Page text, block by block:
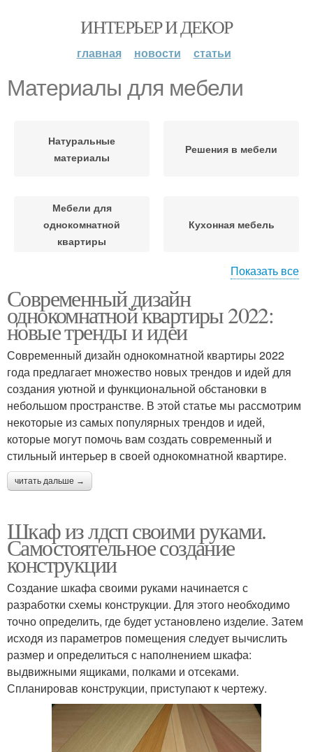
ИНТЕРЬЕР И ДЕКОР
главная новости статьи
Материалы для мебели
Натуральные
материалы
Решения в мебели
Мебели для
однокомнатной
квартиры
Кухонная мебель
Корпусная мебель
материалы
Показать все
Современный дизайн
однокомнатной квартиры 2022:
новые тренды и идеи
Современный дизайн однокомнатной квартиры 2022
года предлагает множество новых трендов и идей для
создания уютной и функциональной обстановки в
небольшом пространстве. В этой статье мы рассмотрим
некоторые из самых популярных трендов и идей,
которые могут помочь вам создать современный и
стильный интерьер в своей однокомнатной квартире.
читать дальше →
Шкаф из лдсп своими руками.
Самостоятельное создание
конструкции
Создание шкафа своими руками начинается с
разработки схемы конструкции. Для этого необходимо
точно определить, где будет установлено изделие. Затем
исходя из параметров помещения следует вычислить
размер и определиться с наполнением шкафа:
выдвижными ящиками, полками и отсеками.
Спланировав конструкции, приступают к чертежу.